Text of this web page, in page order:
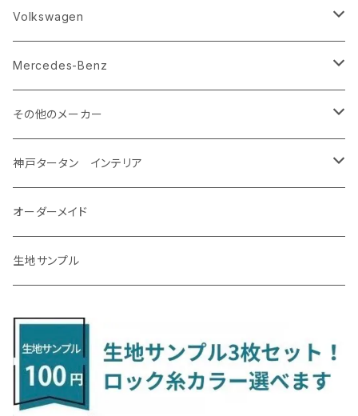
H29/10～ NTP10
ＲＡＶ４
H12/5～H28/8 20/30系
H31/4～R7/12 50系
アイシス
H24/6～H29/12 10系
アクア
H23/12～R3/7 NHP10
R3/7～ MXPK系
アベンシス
H23/9～H30/4 270系
アリオン
H23/10～R3/3 260系
アルファード/ヴェルファイアＨＶ
H27/1～R5/6 30系
R5/6～ 40系
H24/4～29/10 20系
ヴィッツ
H22/12～R2/3 130系
ヴォクシー
H29/3～
ＬＭ
R5/12〜 4人乗 TAWH15W
R6/5～ 6人乗 TAWH15W
ＬＳ４６０
H18/9～H29/10
ＬＳ６００ｈ
H19/5～H29/10
ＬＳ５００/ＬＳ５００ｈ
H29/10～
ＬＸ
H27/9～R3/10 URJ201W
ＮＸ
R3/11～ 20系
H26/10～
ＲＸ
H27/10～R4/7 20系5人乗
ＵＸ
H17/11～H30/3 Y12
エクストレイル
H25/12～R4/7 T32
R4/7～ T33
エルグランド
H22/8～R8/7 E52
R8/7～ E53
オーラ
R3/8～ E13
ＮＶ３５０キャラバン
H24/6～ E26 3人乗
H24/6～ E26 5・6人乗
キューブ
H14/10～R2/3 Z11・Z12
キックス
R2/6~R8/6 15系(e-POWER)
R8/6～ 16系
H11/6～H16/10 Y34
サクラ
R4/5～ B6AW
シーマ
H23/12～R5/4 GJ/GK系
H20/6～H27/3 YA系
エクシーガクロスオーバー７
H27/4～H30/3 YAM
クロストレック
R4/9～ GU系
サンバーバン/ディアス
H11/2～H24/2 TV系
H24/4～R4/1 S3系
サンバートラック
H24/2～H26/9 S200系
H26/9～ S500系
シフォン
H28/12～R1/7 LA600/610
ジャスティ
H23/5～ LA100系
ソルテラ
R4/5~ XEAM10X・YEAM15X
ディアスワゴン
R1/10～ DM系
ＣＸ－６０
R4/9～ KH系
ＭＡＺＤＡ２
R1/9～ DJ系
ＭＡＺＤＡ３
R1/5～ BP系
ＭＡＺＤＡ６
R1/8～ GJ系
ＭＸ－３０
R2/10～ DREJ3P
アクセラ/アクセラ・スポーツ
H24/11～R1/8 GJ系
キャロル
H27/1～ HB36/37/97S
キャロルエコ
H26/11～R4/8 LA700系
キャスト
H27/9～R5/6 LA250/260S
グランマックスカーゴ
R2/9～ S403/413V
グランマックストラック
R2/9～ S403/413P
コペン
H14/6～ L880/LA400K
タフト
R2/6～ LA900/910S
タント
R1/7～ LA650/660
H28/11～ M900系
ハイゼット・キャディー
H28/6～R3/9 LA700V
ハイゼット・カーゴ
H27/2～R2/11
アルト
H26/12～R3/12 HA36
R3/12～ HA37/97S
アルトラパン/アルトラパンショコラ
H20/11～ HE22/33S
アルトラパンLC
R4/6～ HE33S
イグニス
H28/2～ FF21S
エスクード
H17/5～H27/10 TA/TD系
エブリィ
H13/9～ DA系
クロスビー(XBEE)
H29/12～R7/10 MN71S
ジムニー
H22/2～ GA系
ｅｋスペース
H26/2～ B11A/B30系/BA系
ｅｋスペースカスタム/ｅｋクロススペース
H26/2～ B11A/B30系
ｅｋワゴン
H25/6～ B11W/B30系
ｅｋカスタム/ｅｋクロス
H25/6～H31/3 ｅｋカスタム
H31/3～ ｅｋクロス
ekクロスEV
R4/6～ B5AW
アイミーブ
H24/10～R2/12 GF系
アウトランダーＰＨＥＶ
H25/1～ GG/GN系 5人乗
エクリプスクロス/エクリプスクロスPHEV
CR-V
H23/12～28/8 RM1/4
H30/8～R4/12 RW1/2・RT5/6 5人乗り
CR-Z
H22/2～29/1 ZF1・ZF2
NBOX/NBOXカスタム
H23/12～H29/9 JF1/2
H29/9～R5/10 JF3/4
NBOXプラス/NBOXプラスカスタム
H24/7～H29/8 JF1/2
NBOXスラッシュ
H26/12～R2/2 JF1/2
NBOXジョイ
H24/11～R2/3 JG1・JG2
R2/11～ JG3・JG4
N-ONE e:
R7/9~ JG5
N-VAN
Volkswagen
アップ
H24/10～R3/3 AA系
アルテオン
H29/10～ ３HD系
ゴルフ
H25/4～R3/4 AU系
R3/6～ CDD系
H16/4～28/1 １T系 トゥラン
シャラン
H23/2～ 7N系
Tクロス
R2/7～ A1D系
ティグアン
H20/9～H29/1 5NC系
トゥアレグ
Mercedes-Benz
Ａクラス
H24/11～30/10
H30/10～
Ｂクラス
H24/4～R1/6
Ｃクラス
H26/7～R4/2
ＣＬＡクラス
H27/6～R1/8
ＣＬＳクラス
H30/6～
Ｅクラス
その他のメーカー
MINI
MINIクロスオーバー
神戸タータン インテリア
ラグマット
ラグマットセカンド（L）
ラグマットミニ（S）
オーダーメイド
生地サンプル